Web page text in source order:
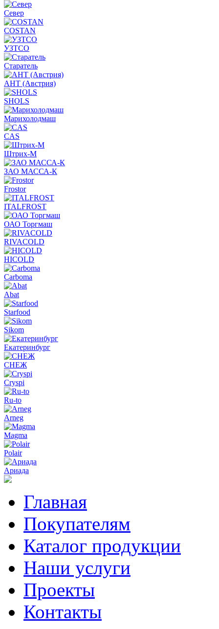
Север
COSTAN
УЗТСО
Старатель
АНТ (Австрия)
SHOLS
Марихолодмаш
CAS
Штрих-М
ЗАО МАССА-К
Frostor
ITALFROST
ОАО Торгмаш
RIVACOLD
HICOLD
Carboma
Abat
Starfood
Sikom
Екатеринбург
СНЕЖ
Cryspi
Ru-to
Arneg
Magma
Polair
Ариада
Главная
Покупателям
Каталог продукции
Наши услуги
Проекты
Контакты